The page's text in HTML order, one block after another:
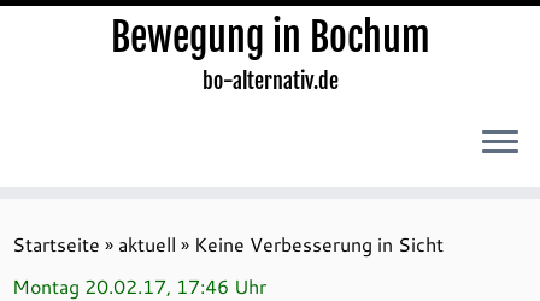
Inhalt
springen
Bewegung in Bochum
bo-alternativ.de
Startseite » aktuell » Keine Verbesserung in Sicht
Montag 20.02.17, 17:46 Uhr